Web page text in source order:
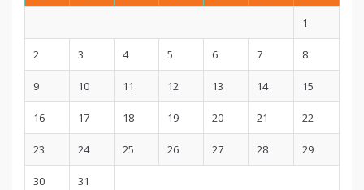
1
2 3 4 5 6 7 8
9 10 11 12 13 14 15
16 17 18 19 20 21 22
23 24 25 26 27 28 29
30 31